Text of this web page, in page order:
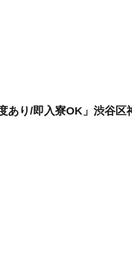
あり/即入寮OK」渋谷区